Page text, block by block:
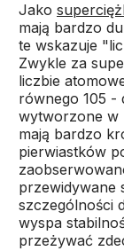
Jako
mają bardzo
te wskazuje
Zwykle za
liczbie
równego 105 -
wytworzone w
mają bardzo
pierwiastków
przewidywane
szczególności
wyspa
przeżywać